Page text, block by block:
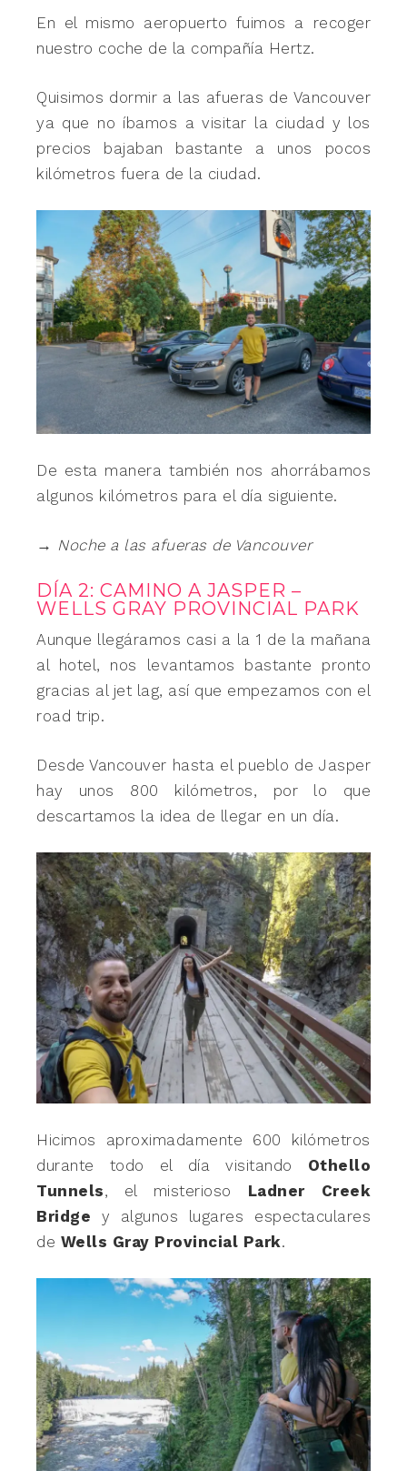
En el mismo aeropuerto fuimos a recoger
nuestro coche de la compañía Hertz.
Quisimos dormir a las afueras de Vancouver
ya que no íbamos a visitar la ciudad y los
precios bajaban bastante a unos pocos
kilómetros fuera de la ciudad.
De esta manera también nos ahorrábamos
algunos kilómetros para el día siguiente.
→ Noche a las afueras de Vancouver
DÍA 2: CAMINO A JASPER –
WELLS GRAY PROVINCIAL PARK
Aunque llegáramos casi a la 1 de la mañana
al hotel, nos levantamos bastante pronto
gracias al jet lag, así que empezamos con el
road trip.
Desde Vancouver hasta el pueblo de Jasper
hay unos 800 kilómetros, por lo que
descartamos la idea de llegar en un día.
Hicimos aproximadamente 600 kilómetros
durante todo el día visitando Othello
Tunnels, el misterioso Ladner Creek
Bridge y algunos lugares espectaculares
de Wells Gray Provincial Park.